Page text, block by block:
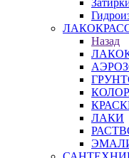
Назад
ЛАКИ